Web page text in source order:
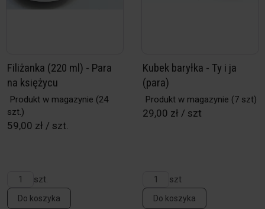
Filiżanka (220 ml) - Para
na księżycu
Produkt w magazynie (24
szt.)
59,00 zł / szt.
szt.
Do koszyka
Kubek baryłka - Ty i ja
(para)
Produkt w magazynie (7 szt)
29,00 zł / szt
szt
Do koszyka